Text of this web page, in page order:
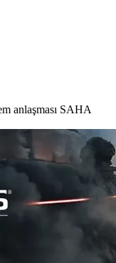
anlaşması SAHA